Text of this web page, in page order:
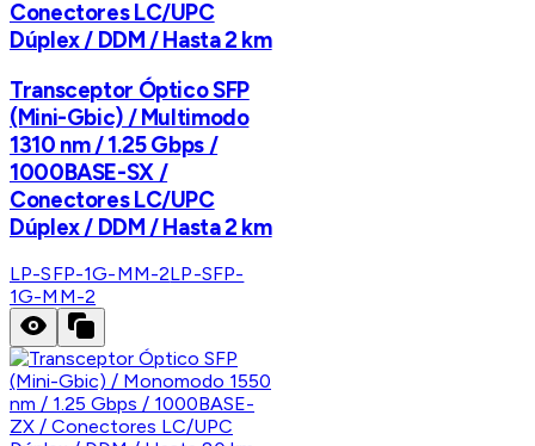
Conectores LC/UPC
Dúplex / DDM / Hasta 2 km
Transceptor Óptico SFP
(Mini-Gbic) / Multimodo
1310 nm / 1.25 Gbps /
1000BASE-SX /
Conectores LC/UPC
Dúplex / DDM / Hasta 2 km
LP-SFP-1G-MM-2LP-SFP-
1G-MM-2